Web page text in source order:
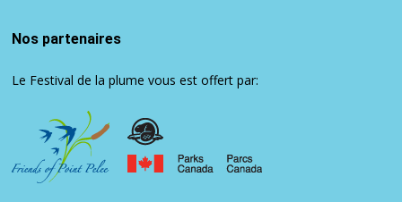
Nos partenaires
Le Festival de la plume vous est offert par: